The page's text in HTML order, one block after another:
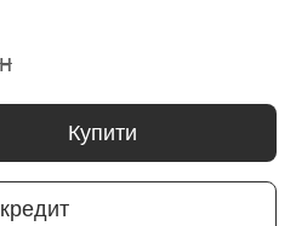
Купити